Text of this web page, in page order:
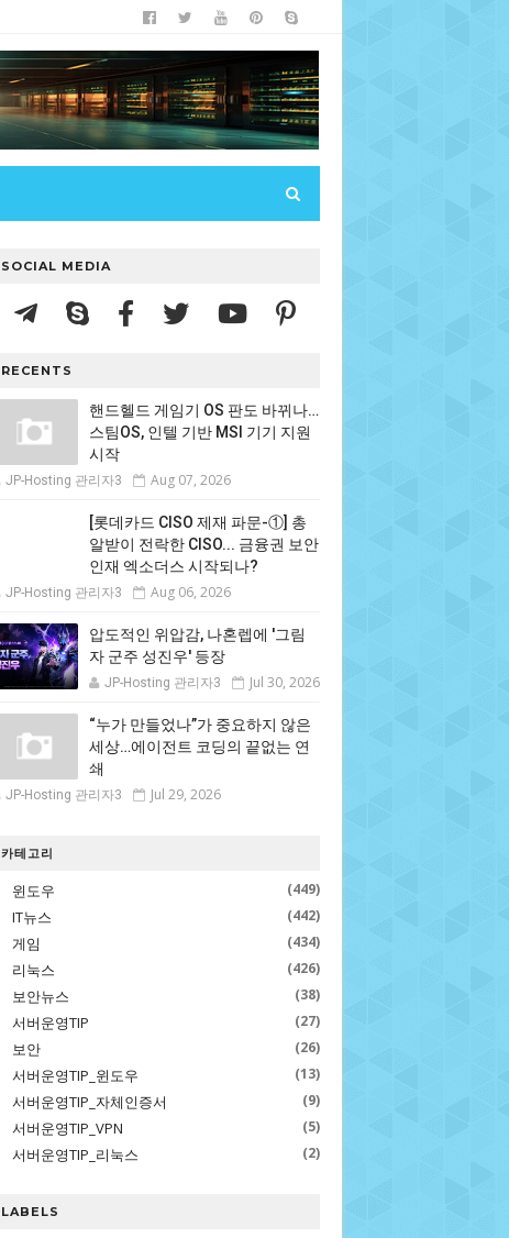
SOCIAL MEDIA
RECENTS
핸드헬드 게임기 OS 판도 바뀌나…
스팀OS, 인텔 기반 MSI 기기 지원
시작
JP-Hosting 관리자3 Aug 07, 2026
[롯데카드 CISO 제재 파문-①] 총
알받이 전락한 CISO... 금융권 보안
인재 엑소더스 시작되나?
JP-Hosting 관리자3 Aug 06, 2026
압도적인 위압감, 나혼렙에 '그림
자 군주 성진우' 등장
JP-Hosting 관리자3 Jul 30, 2026
“누가 만들었나”가 중요하지 않은
세상…에이전트 코딩의 끝없는 연
쇄
JP-Hosting 관리자3 Jul 29, 2026
카테고리
윈도우 (449)
IT뉴스 (442)
게임 (434)
리눅스 (426)
보안뉴스 (38)
서버운영TIP (27)
보안 (26)
서버운영TIP_윈도우 (13)
서버운영TIP_자체인증서 (9)
서버운영TIP_VPN (5)
서버운영TIP_리눅스 (2)
LABELS